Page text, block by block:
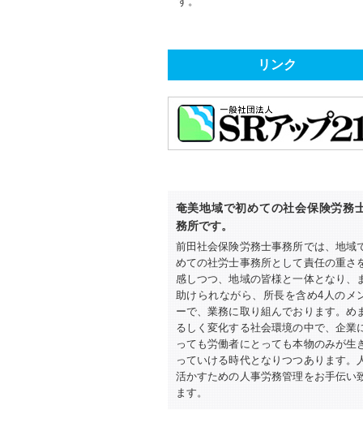
リンク
奄美地域で初めての社会保険労務
務所です。
前田社会保険労務士事務所では、地域
めての社労士事務所として責任の重さ
感しつつ、地域の皆様と一体となり、
助けられながら、所長を含め4人のメ
ーで、業務に取り組んでおります。め
るしく変化する社会環境の中で、企業
っても労働者にとっても本物のみが生
っていける時代となりつつあります。
活かすための人事労務管理をお手伝い
ます。